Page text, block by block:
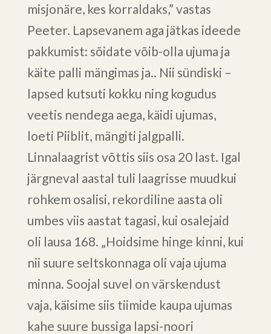
misjonäre, kes korraldaks,” vastas
Peeter. Lapsevanem aga jätkas ideede
pakkumist: sõidate võib-olla ujuma ja
käite palli mängimas ja.. Nii sündiski –
lapsed kutsuti kokku ning kogudus
veetis nendega aega, käidi ujumas,
loeti Piiblit, mängiti jalgpalli.
Linnalaagrist võttis siis osa 20 last. Igal
järgneval aastal tuli laagrisse muudkui
rohkem osalisi, rekordiline aasta oli
umbes viis aastat tagasi, kui osalejaid
oli lausa 168. „Hoidsime hinge kinni, kui
nii suure seltskonnaga oli vaja ujuma
minna. Soojal suvel on värskendust
vaja, käisime siis tiimide kaupa ujumas
kahe suure bussiga lapsi-noori